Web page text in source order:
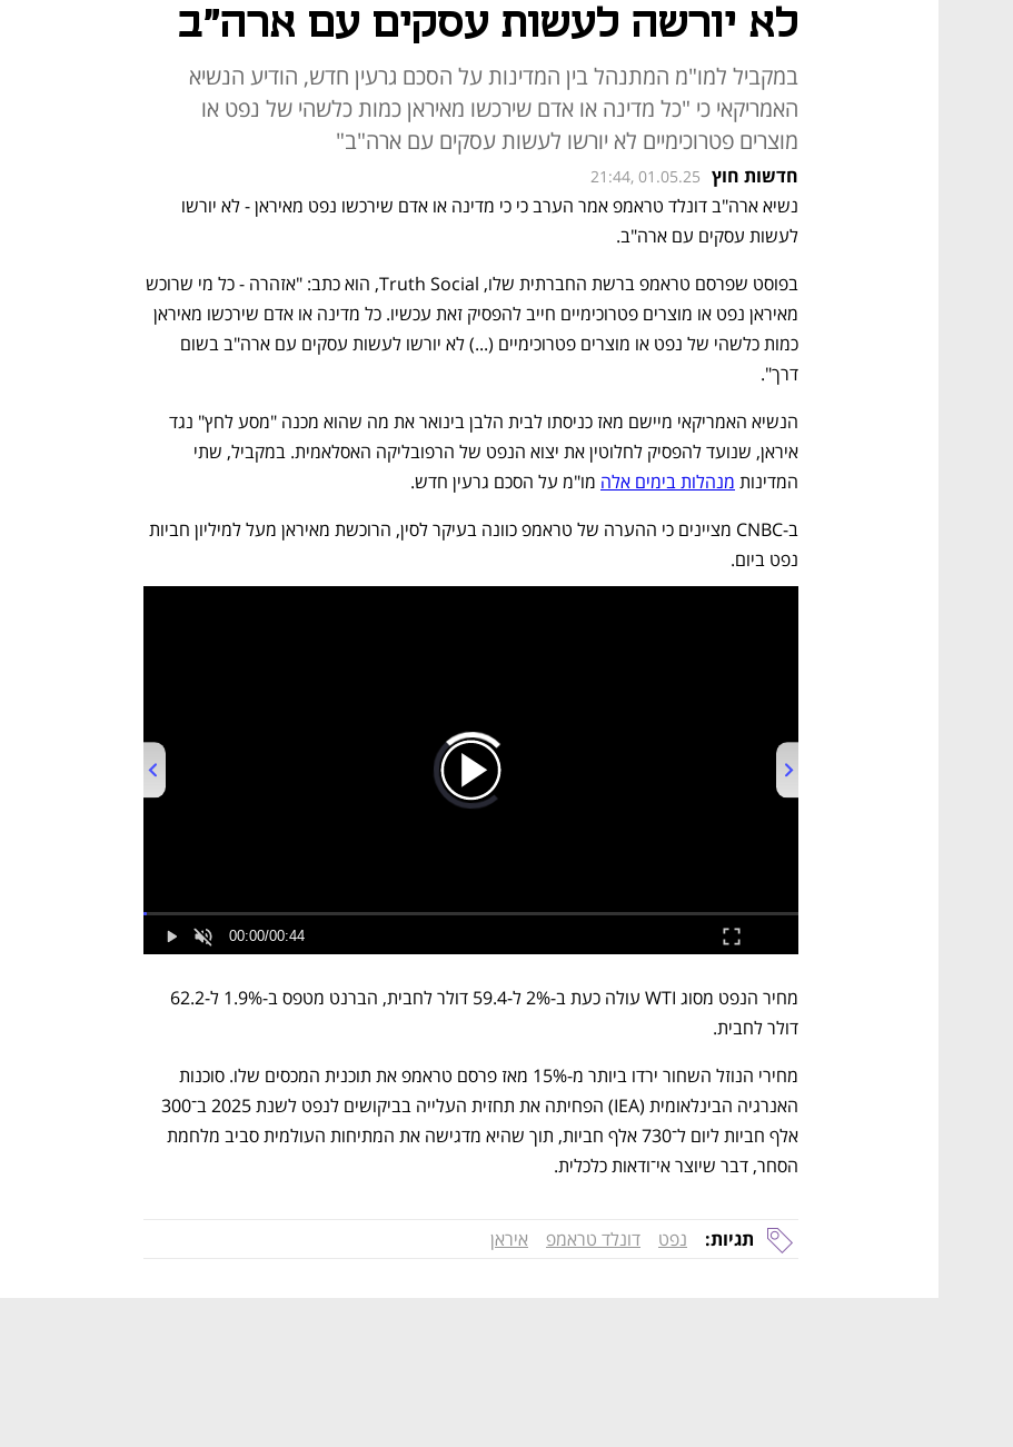
לא יורשה לעשות עסקים עם ארה"ב
במקביל למו"מ המתנהל בין המדינות על הסכם גרעין חדש, הודיע הנשיא
האמריקאי כי "כל מדינה או אדם שירכשו מאיראן כמות כלשהי של נפט או
מוצרים פטרוכימיים לא יורשו לעשות עסקים עם ארה"ב"
חדשות חוץ 21:44, 01.05.25
לעשות עסקים עם ארה"ב.
דרך".
המדינות מנהלות בימים אלה מו"מ על הסכם גרעין חדש.
נפט ביום.
00:00/00:44
דולר לחבית.
הסחר, דבר שיוצר אי־ודאות כלכלית.
תגיות: נפט דונלד טראמפ איראן